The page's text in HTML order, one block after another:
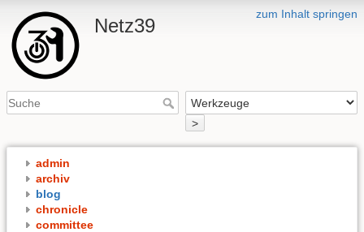
zum Inhalt springen
Netz39
>
admin
archiv
blog
chronicle
committee